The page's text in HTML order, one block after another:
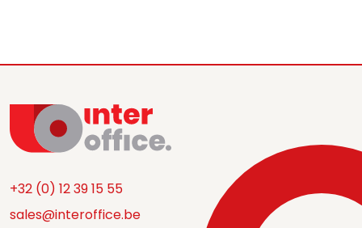
+32 (0) 12 39 15 55
sales@interoffice.be